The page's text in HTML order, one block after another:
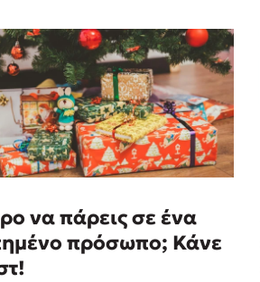
να πάρεις σε ένα
πρόσωπο; Κάνε